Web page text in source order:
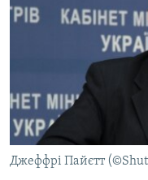
МУЛЬТИМЕДІА
СПЕЦПРОЄКТИ
ПОДКАСТИ
КРИМ РЕАЛІЇ
Джеффрі Пайєтт